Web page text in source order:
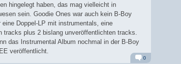
hingelegt haben, das mag vielleicht in
sein. Goodie Ones war auch kein B-Boy
Doppel-LP mit instrumentals, eine
tracks plus 2 bislang unveröffentlichten tracks.
das Instrumental Album nochmal in der B-Boy
veröffentlicht.
0